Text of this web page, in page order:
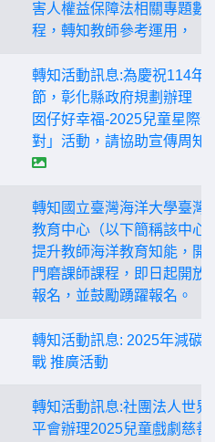
害人權益保障法相關專題數
程，轉知教師參考運用，
轉知活動訊息:為慶祝114年
節，彰化縣政府規劃辦理「
囡仔好幸福-2025兒童星際派
對」活動，請協助宣傳周知
轉知國立臺灣海洋大學臺灣
教育中心（以下簡稱該中心
提升教師海洋教育知能，開
門磨課師課程，即日起開放
報名，並鼓勵踴躍報名。
轉知活動訊息: 2025年減碳
戰 推廣活動
轉知活動訊息:社團法人世界
平會辦理2025兒童戲劇慈善